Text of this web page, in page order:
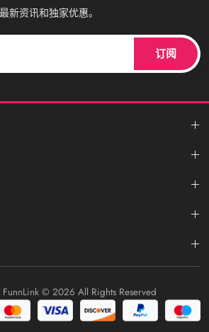
新资讯和独家优惠。
订阅
FunnLink © 2026 All Rights Reserved